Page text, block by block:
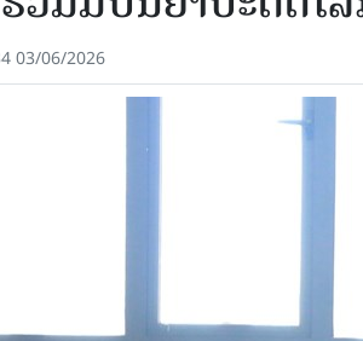
03/06/2026